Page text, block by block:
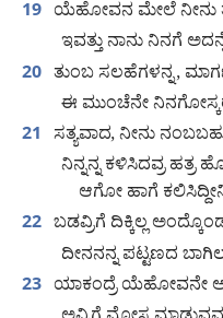
19 ಯೆಹೋವನ ಮೇಲೆ ನೀನು
ಇವತ್ತು ನಾನು ನಿನಗೆ
20 ತುಂಬ ಸಲಹೆಗಳನ್ನ,
ಈ ಮುಂಚೆನೇ
21 ಸತ್ಯವಾದ, ನೀನು
ನಿನ್ನನ್ನ ಕಳಿಸಿದವ್ರ
ಆಗೋ ಹಾಗೆ
22 ಬಡವ್ರಿಗೆ ದಿಕ್ಕಿಲ್ಲ
ದೀನನನ್ನ ಪಟ್ಟಣದ
23 ಯಾಕಂದ್ರೆ ಯೆಹೋವನೇ